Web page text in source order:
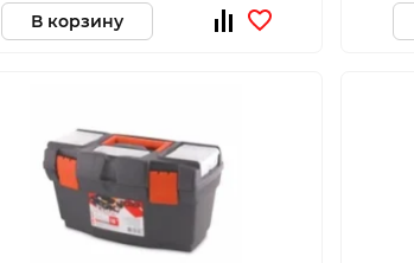
В корзину